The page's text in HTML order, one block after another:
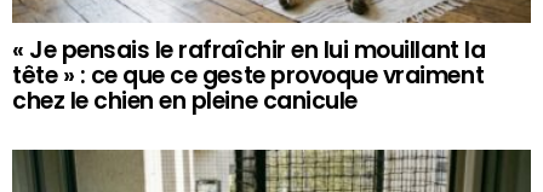
« Je pensais le rafraîchir en lui mouillant la
tête » : ce que ce geste provoque vraiment
chez le chien en pleine canicule